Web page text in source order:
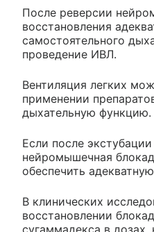
После реверсии
восстановления
самостоятельного
проведение ИВЛ.
Вентиляция легких
применении
дыхательную функцию.
Если после
нейромышечная
обеспечить
В клинических
восстановлении